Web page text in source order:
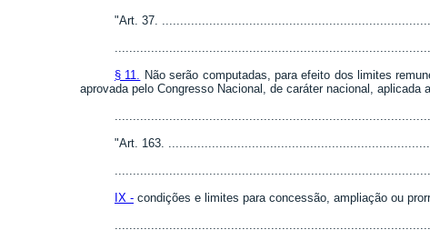
"Art. 37.
§ 11. Não serão computadas, para efeito dos limites
aprovada pelo Congresso Nacional, de caráter nacional,
"Art. 163.
IX - condições e limites para concessão, ampliação ou